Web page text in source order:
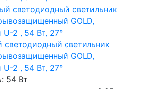
светодиодный светильник
GOLD,
U-2 , 54 Вт, 27°
54 Вт